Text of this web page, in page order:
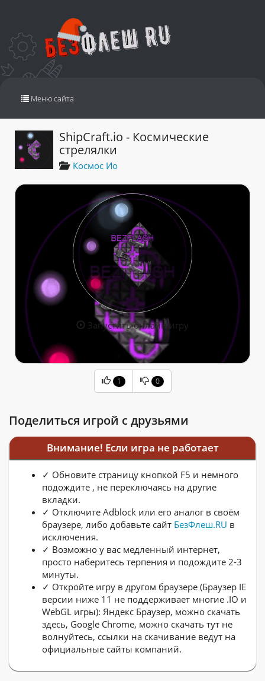
Переключить
Меню сайта
ShipCraft.io - Космические
стрелялки
Космос Ио
Запустить онлайн игру
1 0
Поделиться игрой с друзьями
Внимание! Если игра не работает
✓ Обновите страницу кнопкой F5 и немного
подождите , не переключаясь на другие
вкладки.
✓ Отключите Adblock или его аналог в своём
браузере, либо добавьте сайт БезФлеш.RU в
исключения.
✓ Возможно у вас медленный интернет,
просто наберитесь терпения и подождите 2-3
минуты.
✓ Откройте игру в другом браузере (Браузер IE
версии ниже 11 не поддерживает многие .IO и
WebGL игры): Яндекс Браузер, можно скачать
здесь, Google Chrome, можно скачать тут не
волнуйтесь, ссылки на скачивание ведут на
официальные сайты компаний.